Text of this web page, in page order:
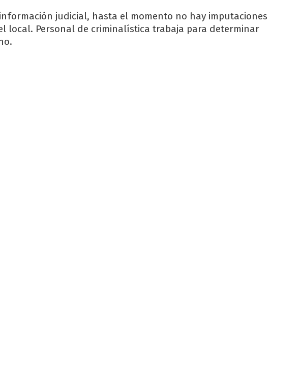
judicial, hasta el momento no hay imputaciones
local. Personal de criminalística trabaja para determinar